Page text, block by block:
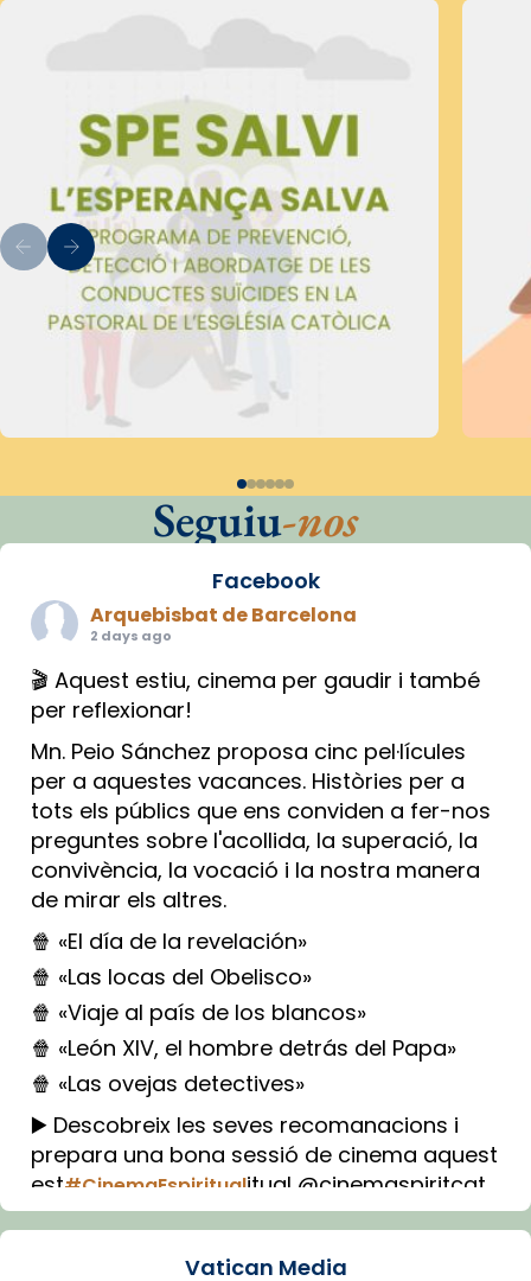
Seguiu-nos
Facebook
Arquebisbat de Barcelona
2 days ago
🎬 Aquest estiu, cinema per gaudir i també
per reflexionar!
Mn. Peio Sánchez proposa cinc pel·lícules
per a aquestes vacances. Històries per a
tots els públics que ens conviden a fer-nos
preguntes sobre l'acollida, la superació, la
convivència, la vocació i la nostra manera
de mirar els altres.
🍿 «El día de la revelación»
🍿 «Las locas del Obelisco»
🍿 «Viaje al país de los blancos»
🍿 «León XIV, el hombre detrás del Papa»
🍿 «Las ovejas detectives»
▶️ Descobreix les seves recomanacions i
prepara una bona sessió de cinema aquest
est#CinemaEspiritualitual @cinemaspiritcat
Imatge: Generada amb IA (OpenAI)
Vatican Media